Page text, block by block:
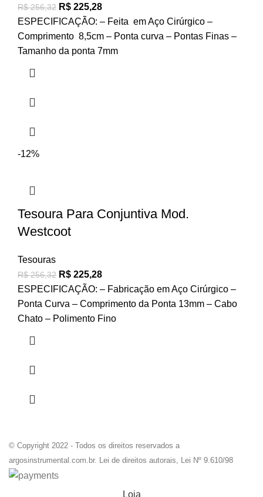
R$256,32 R$ 225,28
ESPECIFICAÇÃO: – Feita em Aço Cirúrgico –
Comprimento 8,5cm – Ponta curva – Pontas Finas –
Tamanho da ponta 7mm
-12%
Tesoura Para Conjuntiva Mod.
Westcoot
Tesouras
R$256,32 R$ 225,28
ESPECIFICAÇÃO: – Fabricação em Aço Cirúrgico –
Ponta Curva – Comprimento da Ponta 13mm – Cabo
Chato – Polimento Fino
© Copyright 2022 - Todos os direitos reservados a
argosinstrumental.com.br. Lei de direitos autorais, Lei Nº 9.610/98
Loja